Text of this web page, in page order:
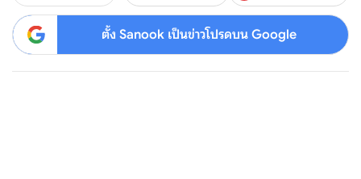
ตั้ง Sanook เป็นข่าวโปรดบน Google